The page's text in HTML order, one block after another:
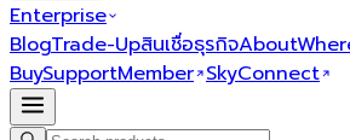
Enterprise
BlogTrade-Upสินเชื่อธุรกิจAbout
BuySupportMember SkyConnect